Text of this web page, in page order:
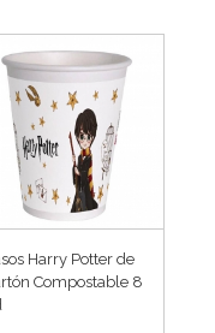
Harry Potter de
Compostable 8